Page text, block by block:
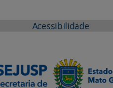
Acessibilidade